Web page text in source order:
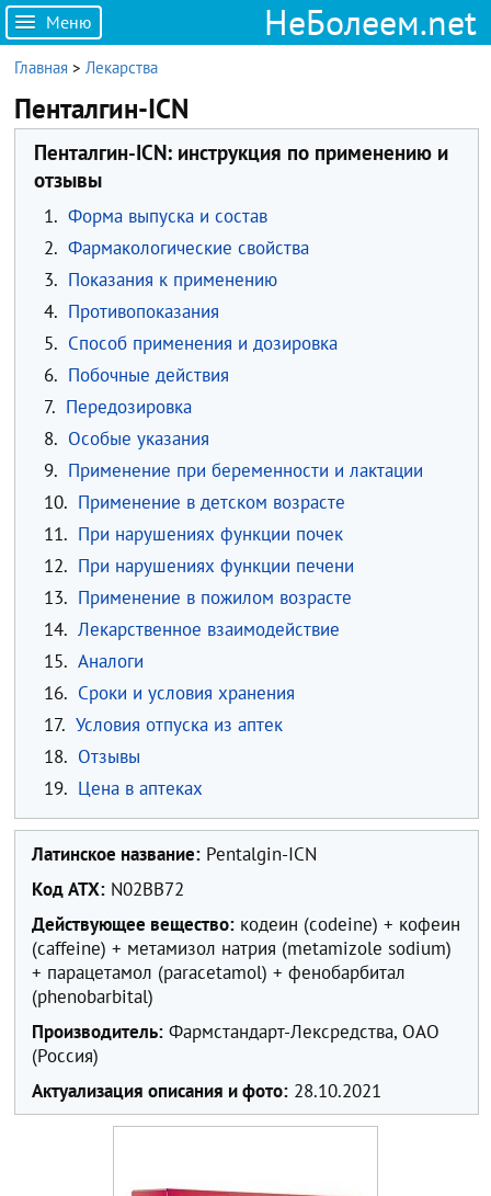
Меню НеБолеем.net
Главная >Лекарства
Пенталгин-ICN
Пенталгин-ICN: инструкция по применению и
отзывы
1. Форма выпуска и состав
2. Фармакологические свойства
3. Показания к применению
4. Противопоказания
5. Способ применения и дозировка
6. Побочные действия
7. Передозировка
8. Особые указания
9. Применение при беременности и лактации
10. Применение в детском возрасте
11. При нарушениях функции почек
12. При нарушениях функции печени
13. Применение в пожилом возрасте
14. Лекарственное взаимодействие
15. Аналоги
16. Сроки и условия хранения
17. Условия отпуска из аптек
18. Отзывы
19. Цена в аптеках
Латинское название: Pentalgin-ICN
Код ATX: N02BB72
Действующее вещество: кодеин (codeine) + кофеин
(caffeine) + метамизол натрия (metamizole sodium)
+ парацетамол (paracetamol) + фенобарбитал
(phenobarbital)
Производитель: Фармстандарт-Лексредства, ОАО
(Россия)
Актуализация описания и фото: 28.10.2021